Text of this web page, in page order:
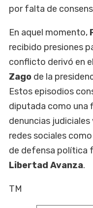
por falta de
En aquel momento,
recibido presiones
conflicto derivó en
Zago de la
Estos episodios
diputada como una
denuncias
redes sociales
de defensa política
Libertad Avanza.
TM